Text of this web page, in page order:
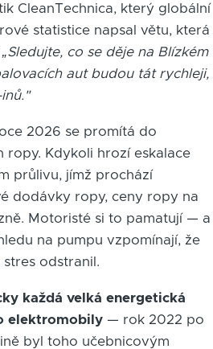
CleanTechnica, který globální
statistice napsal větu, která
„Sledujte, co se děje na Blízkém
aut budou tát rychleji,
2026 se promítá do
ropy. Kdykoli hrozí eskalace
průlivu, jímž prochází
dodávky ropy, ceny ropy na
Motoristé si to pamatují — a
na pumpu vzpomínají, že
odstranil.
každá velká energetická
elektromobily — rok 2022 po
byl toho učebnicovým